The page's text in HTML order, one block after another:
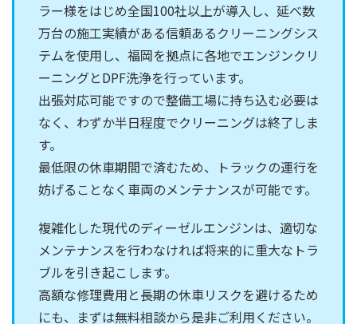
ラー様をはじめ全国100社以上が導入し、延べ数
万台の施工実績がある信頼あるクリーニングシス
テムを使用し、福岡を拠点に各地でエンジンクリ
ーニングとDPF洗浄を行っています。
出張対応可能ですので整備工場に持ち込む必要は
なく、わずか半日程度でクリーニングは終了しま
す。
最低限の休車期間で済むため、トラックの運行を
妨げることなく車両のメンテナンスが可能です。
複雑化した現代のディーゼルエンジンは、適切な
メンテナンスを行わなければ将来的に重大なトラ
ブルを引き起こします。
高額な修理費用と長期の休車リスクを避けるため
にも、まずは無料相談から是非ご利用ください。